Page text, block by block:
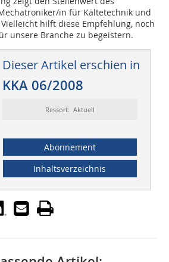
in für Kältetechnik und
hilft diese Empfehlung, noch
unsere Branche zu begeistern.
Dieser Artikel erschien in
KKA 06/2008
Ressort: Aktuell
Abonnement
Inhaltsverzeichnis